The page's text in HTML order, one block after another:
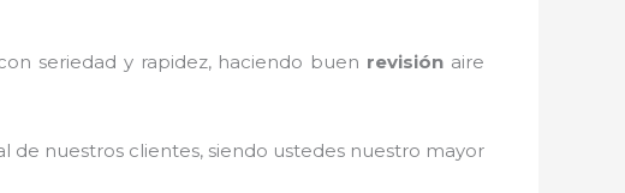
seriedad y rapidez, haciendo buen revisión aire
de nuestros clientes, siendo ustedes nuestro mayor